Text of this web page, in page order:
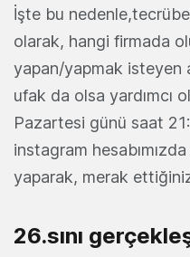
İşte bu
olarak, hangi firmada
yapan/yapmak isteyen
ufak da olsa yardımcı
Pazartesi günü saat
instagram
yaparak, merak ettiğiniz
26.sını